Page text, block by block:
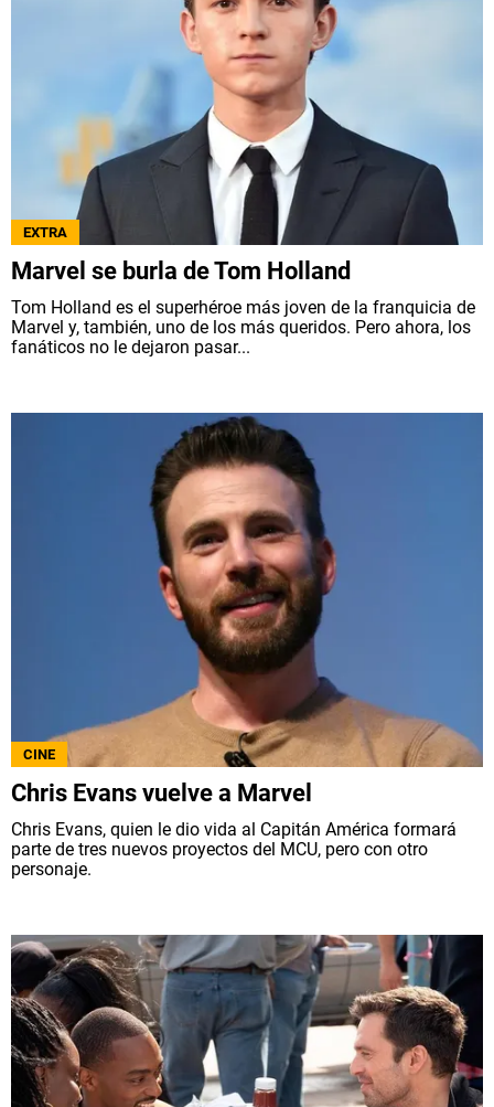
EXTRA
Marvel se burla de Tom Holland
Tom Holland es el superhéroe más joven de la franquicia de
Marvel y, también, uno de los más queridos. Pero ahora, los
fanáticos no le dejaron pasar...
CINE
Chris Evans vuelve a Marvel
Chris Evans, quien le dio vida al Capitán América formará
parte de tres nuevos proyectos del MCU, pero con otro
personaje.